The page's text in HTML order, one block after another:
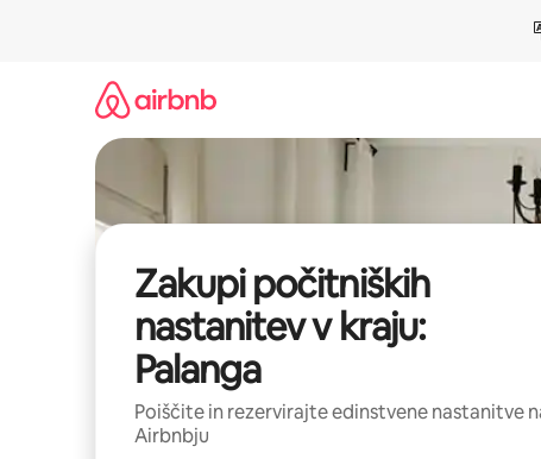
Zakupi počitniških
nastanitev v kraju:
Palanga
Poiščite in rezervirajte edinstvene nastanitve
Airbnbju